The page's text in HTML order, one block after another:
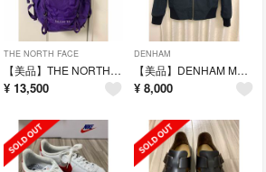
THE NORTH FACE
【美品】THE NORTH FACE リュック
¥ 13,500
DENHAM
【美品】DENHAM MA-1
¥ 8,000